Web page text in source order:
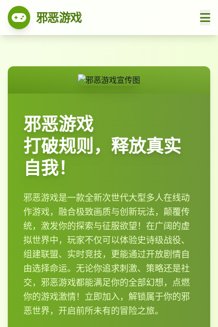
邪恶游戏
邪恶游戏
打破规则，释放真实
自我！
邪恶游戏是一款全新次世代大型多人在线动
作游戏，融合极致画质与创新玩法，颠覆传
统，激发你的探索与征服欲望！在广阔的虚
拟世界中，玩家不仅可以体验史诗级战役、
组建联盟、实时竞技，更能通过开放剧情自
由选择命运。无论你追求刺激、策略还是社
交，邪恶游戏都能满足你的全部幻想，点燃
你的游戏激情！立即加入，解锁属于你的邪
恶世界，开启前所未有的冒险之旅。